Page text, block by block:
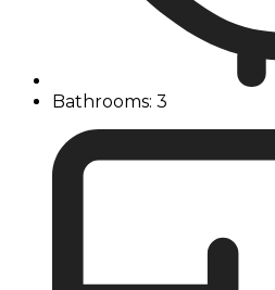
Bathrooms: 3